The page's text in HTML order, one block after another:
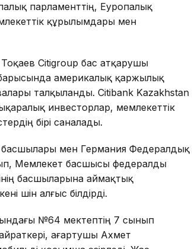
парламенттің, Еуропалық
құрылымдары мен
Citigroup бас атқарушы
америкалық қаржылық
талқыланды. Citibank Kazakhstan
инвесторлар, мемлекеттік
бірі саналады.
басшылары мен Германия Федералдық
Мемлекет басшысы федералды
басшыларына аймақтық
үшін алғыс білдірді.
№64 мектептің 7 сынып
ағартушы Ахмет